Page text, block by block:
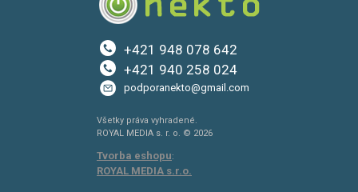
+421 948 078 642
+421 940 258 024
podporanekto@gmail.com
Všetky práva vyhradené.
ROYAL MEDIA s. r. o. © 2026
Tvorba eshopu:
ROYAL MEDIA s.r.o.